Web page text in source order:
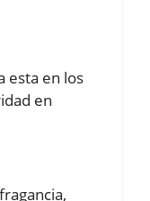
esta en los
en